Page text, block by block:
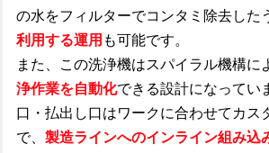
の水をフィルターでコンタミ除去した
利用する運用 も可能です。
また、この洗浄機はスパイラル機構に
浄作業を自動化できる設計になってい
口・払出し口はワークに合わせてカス
で、 製造ラインへのインライン組み込